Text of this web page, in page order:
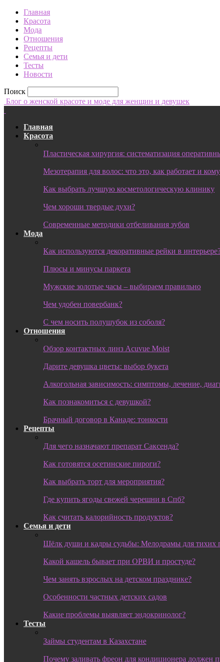
Главная
Красота
Мода
Отношения
Рецепты
Семья и дети
Тесты
Новости
Поиск
Блог о женской красоте и моде для женщин и девушек
Главная
Красота
Пластическая хирургия: систематизация
Мезотерапия для волос: что это, как работает и
Как выбрать лучшую косметологическую клинику
Чем хороши твердые духи?
Современные методики отбеливания зубов
Мода
Как используются декоративные рейки в
Плюсы и минусы паркета
Мужские золотые часы – выбираем правильно
Чем удобен повербанк?
С чем носить полушубок из соболя?
Отношения
Обзор контактных линз Acuvue Moist
Дарите девушка цветы: выбор букета
Алкогольная зависимость: симптомы, лечение,
Как познакомиться с девушкой?
Брачный договор в Канаде: тонкости
Рецепты
Для чего назначают препарат Саксенда?
Как готовятся осетинские пироги?
Как выбрать торт для мероприятия?
Где купить ягоды свежей черешни в Спб?
Как считать калорийность продуктов?
Семья и дети
Шёлк души и кадры судьбы: Мелодрамы для тихих
Какой кашель бывает при ОРВИ и простуде?
Чем занять взрослых на детском празднике?
Особенности частных детских садов
Какие проблемы выявляет эндокринолог?
Тесты
Займы студентам в Казахстане
Почему заливать фреон для кондиционера должен